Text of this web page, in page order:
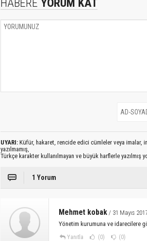
HABERE YORUM KAT
UYARI: Küfür, hakaret, rencide edici cümleler veya imalar,
yazılmamış,
Türkçe karakter kullanılmayan ve büyük harflerle yazılmış
1 Yorum
Mehmet kobak / 31 Mayıs
Yönetim kurumuna ve idarecilere
Yanıtla (0) (0)